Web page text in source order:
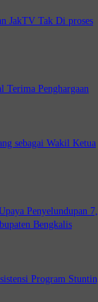
JakTV Tak Di proses
Penghargaan
sebagai Wakil Ketua
Penyelundupan
Bengkalis
Program